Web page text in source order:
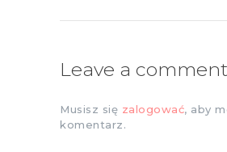
Leave a comment
Musisz się zalogować, aby
komentarz.